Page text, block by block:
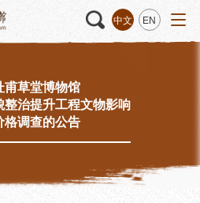
中文 EN
堂”系列文化活动
节庆活动
藏品
数字资源
捐赠名录
甫草堂博物馆
整治提升工程文物影响
格调查的公告